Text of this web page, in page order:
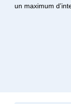
un maximum